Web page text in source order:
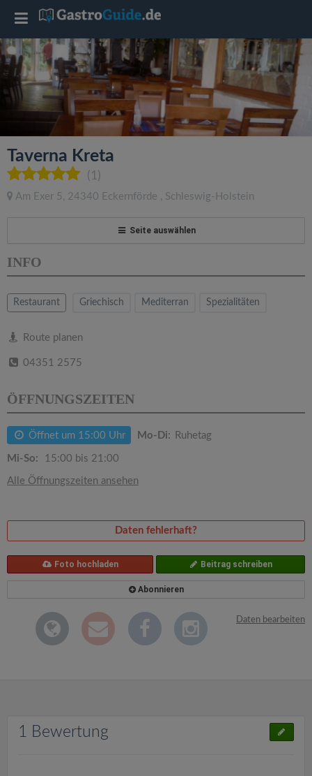
Taverna Kreta
(1)
Am Exer 5 , 24340 Eckernförde , Schleswig-Holstein
Seite auswählen
INFO
Restaurant Griechisch Mediterran Spezialitäten
Route planen
04351 2575
ÖFFNUNGSZEITEN
Öffnet um 15:00 Uhr Mo-Di: Ruhetag
Mi-So: 15:00 bis 21:00
Alle Öffnungszeiten ansehen
Daten fehlerhaft?
Foto hochladen Beitrag schreiben
Abonnieren
Daten bearbeiten
1 Bewertung
T
o
l
e
a
v
a
t
n